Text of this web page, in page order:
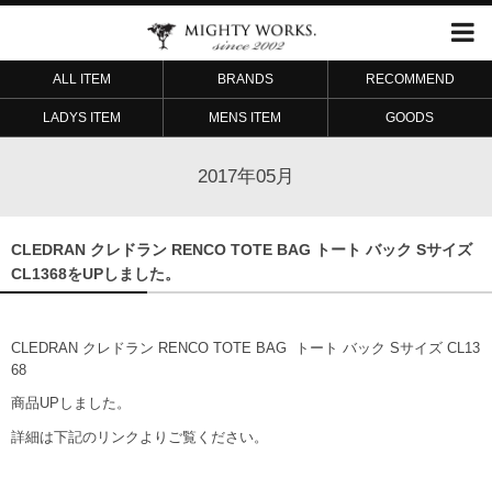
ALL ITEM BRANDS RECOMMEND
LADYS ITEM MENS ITEM GOODS
2017年05月
CLEDRAN クレドラン RENCO TOTE BAG トート バック Sサイズ
CL1368をUPしました。
CLEDRAN クレドラン RENCO TOTE BAG トート バック Sサイズ CL13
68
商品UPしました。
詳細は下記のリンクよりご覧ください。